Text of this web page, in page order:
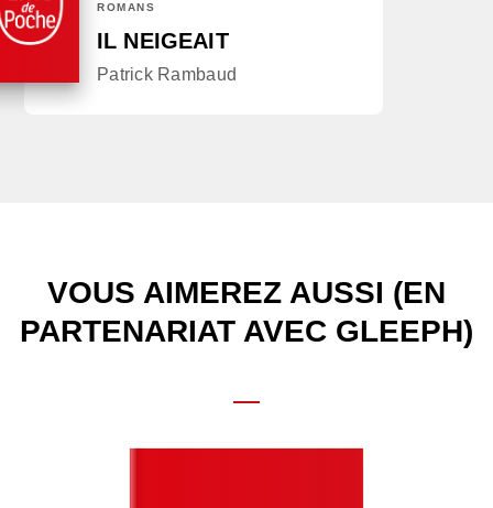
ROMANS
IL NEIGEAIT
Patrick Rambaud
VOUS AIMEREZ AUSSI (EN
PARTENARIAT AVEC GLEEPH)